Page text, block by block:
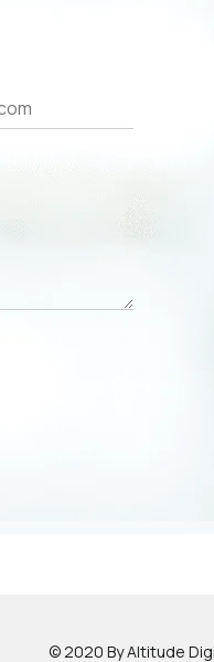
© 2020 By Altitude